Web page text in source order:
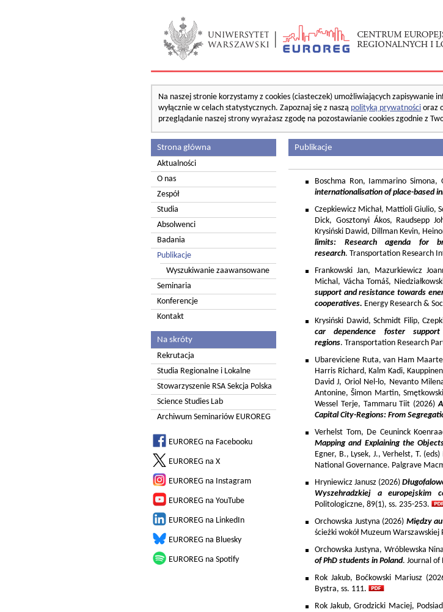
Na naszej stronie korzystamy z cookies (ciasteczek) umożliwiających zapisywanie
wyłącznie w celach statystycznych. Zapoznaj się z naszą polityką prywatności oraz
przeglądanie naszej strony wyrażasz zgodę na pozostawianie cookies zgodnie z
Strona główna
Aktualności
O nas
Zespół
Studia
Absolwenci
Badania
Publikacje
Wyszukiwanie zaawansowane
Seminaria
Konferencje
Kontakt
Na skróty
Rekrutacja
Studia Regionalne i Lokalne
Stowarzyszenie RSA Sekcja Polska
Science Studies Lab
Archiwum Seminariów EUROREG
EUROREG na Facebooku
EUROREG na X
EUROREG na Instagram
EUROREG na YouTube
EUROREG na LinkedIn
EUROREG na Bluesky
EUROREG na Spotify
Publikacje
Boschma Ron, Iammarino Simona,
internationalisation of place-based
Czepkiewicz Michał, Mattioli Giulio,
Dick, Gosztonyi Ákos, Raudsepp
Krysiński Dawid, Dillman Kevin,
limits: Research agenda for
research. Transportation Research
Frankowski Jan, Mazurkiewicz
Michal, Vácha Tomáš,
support and resistance towards
cooperatives. Energy Research &
Krysiński Dawid, Schmidt Filip,
car dependence foster
regions. Transportation Research
Ubareviciene Ruta, van Ham
Harris Richard, Kalm Kadi,
David J, Oriol Nel-lo, Nevanto
Antonine, Šimon Martin,
Wessel Terje, Tammaru Tiit (2026)
Capital City-Regions: From
Verhelst Tom, De Ceuninck
Mapping and Explaining the
Egner, B., Lysek, J., Verhelst, T.
National Governance. Palgrave
Hryniewicz Janusz (2026)
Wyszehradzkiej a europejskim
Politologiczne, 89(1), ss. 235-253.
Orchowska Justyna (2026) Między
ścieżki wokół Muzeum
Orchowska Justyna, Wróblewska
of PhD students in Poland. Journal of
Rok Jakub, Boćkowski Mariusz
Bystra, ss. 111.
Rok Jakub, Grodzicki Maciej,